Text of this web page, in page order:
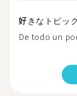
好きなトピック
De todo un